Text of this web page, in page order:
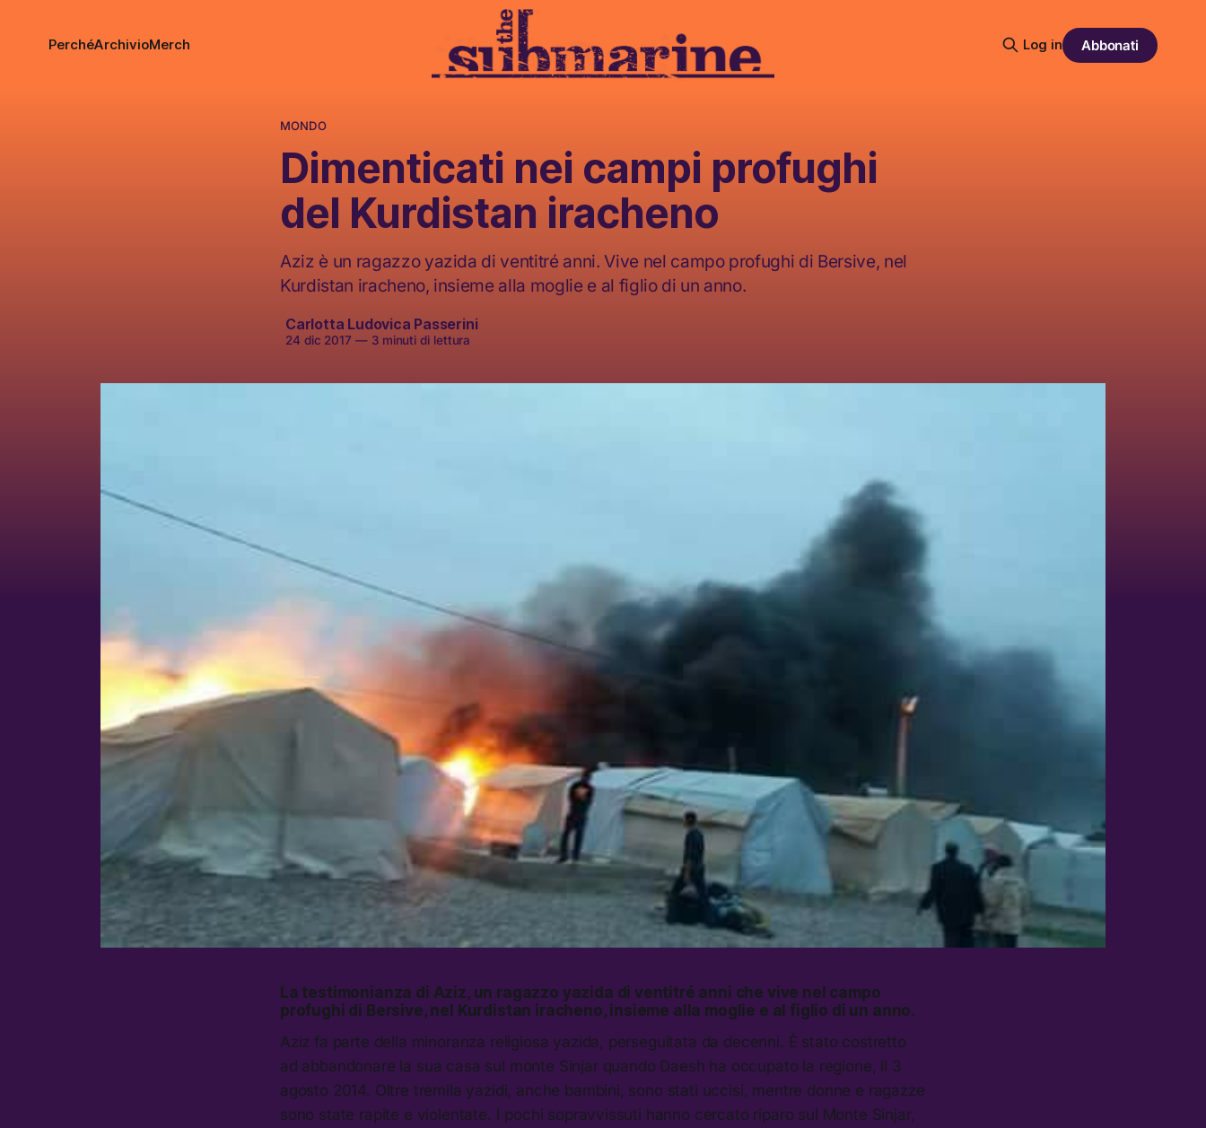
PerchéArchivioMerch Log in Abbonati
MONDO
Dimenticati nei campi profughi
del Kurdistan iracheno
Aziz è un ragazzo yazida di ventitré anni. Vive nel campo profughi di Bersive, nel
Kurdistan iracheno, insieme alla moglie e al figlio di un anno.
Carlotta Ludovica Passerini
24 dic 2017 —3 minuti di lettura
La testimonianza di Aziz, un ragazzo yazida di ventitré anni che vive nel campo
profughi di Bersive, nel Kurdistan iracheno, insieme alla moglie e al figlio di un anno.
Aziz fa parte della minoranza religiosa yazida, perseguitata da decenni. È stato costretto
ad abbandonare la sua casa sul monte Sinjar quando Daesh ha occupato la regione, il 3
agosto 2014. Oltre tremila yazidi, anche bambini, sono stati uccisi, mentre donne e ragazze
sono state rapite e violentate. I pochi sopravvissuti hanno cercato riparo sul Monte Sinjar,